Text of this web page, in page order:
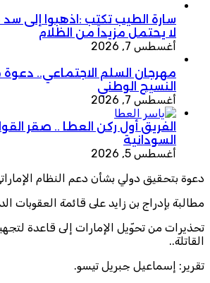
سارة الطيب تكتب :اذهبوا إلى سد
لا يحتمل مزيداً من الظلام
أغسطس 7, 2026
مهرجان السلم الاجتماعي.. دعوة
النسيج الوطني
أغسطس 7, 2026
الفريق أول ركن العطا .. صقر
السودانية
أغسطس 5, 2026
بتحقيق دولي بشأن دعم النظام الإماراتي
بإدراج بن زايد على قائمة العقوبات
من تحوّيل الإمارات إلى قاعدة لتجهيز
إسماعيل جبريل تيسو.